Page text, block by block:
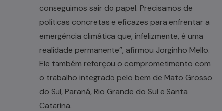
conseguimos sair do papel. Precisamos de
políticas concretas e eficazes para enfrentar a
emergência climática que, infelizmente, é uma
realidade permanente”, afirmou Jorginho Mello.
Ele também reforçou o comprometimento com
o trabalho integrado pelo bem de Mato Grosso
do Sul, Paraná, Rio Grande do Sul e Santa
Catarina.